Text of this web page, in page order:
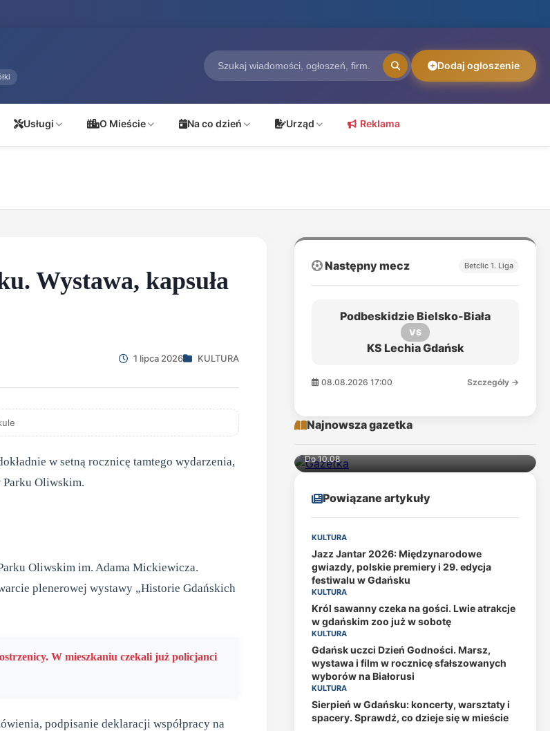
Dodaj ogłoszenie
Usługi O Mieście Na co dzień Urząd Reklama
Wystawa, kapsuła
1 lipca 2026 KULTURA
w setną rocznicę tamtego wydarzenia,
Oliwskim.
Oliwskim im. Adama Mickiewicza.
plenerowej wystawy „Historie Gdańskich
W mieszkaniu czekali już policjanci
podpisanie deklaracji współpracy na
Następny mecz Betclic 1. Liga
Podbeskidzie Bielsko-Biała
VS
KS Lechia Gdańsk
08.08.2026 17:00 Szczegóły →
Najnowsza gazetka
Do 10.08
Powiązane artykuły
KULTURA
Jazz Jantar 2026: Międzynarodowe
gwiazdy, polskie premiery i 29. edycja
festiwalu w Gdańsku
KULTURA
Król sawanny czeka na gości. Lwie atrakcje
w gdańskim zoo już w sobotę
KULTURA
Gdańsk uczci Dzień Godności. Marsz,
wystawa i film w rocznicę sfałszowanych
wyborów na Białorusi
KULTURA
Sierpień w Gdańsku: koncerty, warsztaty i
spacery. Sprawdź, co dzieje się w mieście